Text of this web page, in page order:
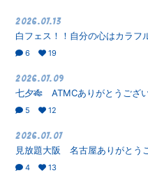
2026.07.13
白フェス！！自分の心はカラフ
6 19
2026.07.09
七夕🎋 ATMCありがとうござ
5 12
2026.07.07
見放題大阪 名古屋ありがとう
4 13